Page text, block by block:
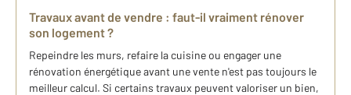
Travaux avant de vendre : faut-il vraiment rénover
son logement ?
Repeindre les murs, refaire la cuisine ou engager une
rénovation énergétique avant une vente n'est pas toujours le
meilleur calcul. Si certains travaux peuvent valoriser un bien,